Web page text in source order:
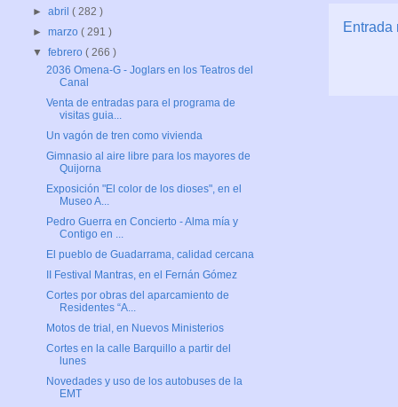
Entrada
►abril( 282 )
►marzo( 291 )
▼febrero( 266 )
2036 Omena-G - Joglars en los Teatros del
Canal
Venta de entradas para el programa de
visitas guia...
Un vagón de tren como vivienda
Gimnasio al aire libre para los mayores de
Quijorna
Exposición "El color de los dioses", en el
Museo A...
Pedro Guerra en Concierto - Alma mía y
Contigo en ...
El pueblo de Guadarrama, calidad cercana
II Festival Mantras, en el Fernán Gómez
Cortes por obras del aparcamiento de
Residentes “A...
Motos de trial, en Nuevos Ministerios
Cortes en la calle Barquillo a partir del
lunes
Novedades y uso de los autobuses de la
EMT